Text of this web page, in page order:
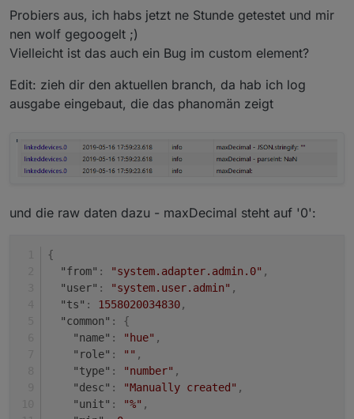
Probiers aus, ich habs jetzt ne Stunde getestet und mir
nen wolf gegoogelt ;)
Vielleicht ist das auch ein Bug im custom element?
Edit: zieh dir den aktuellen branch, da hab ich log
ausgabe eingebaut, die das phanomän zeigt
und die raw daten dazu - maxDecimal steht auf '0':
{
"from" : "system.adapter.admin.0" ,
"user" : "system.user.admin" ,
"ts" : 1558020034830,
"common" :
{
"name" : "hue" ,
"role" : "" ,
"type" : "number" ,
"desc" : "Manually created" ,
"unit" : "%" ,